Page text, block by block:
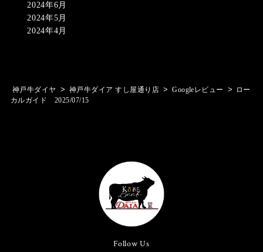
2024年6月
2024年5月
2024年4月
神戸牛ダイヤ > 神戸牛ダイア すし屋通り店 > Googleレビュー >
ロー
カルガイド 2025/07/15
Follow Us